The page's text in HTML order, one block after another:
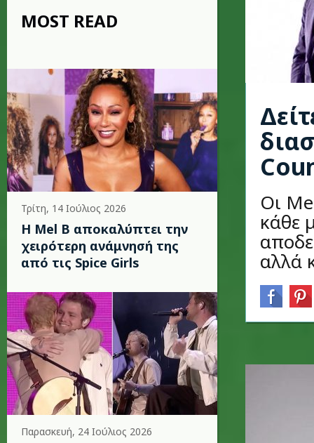
MOST READ
Τρίτη, 14 Ιούλιος 2026
Η Mel B αποκαλύπτει την
χειρότερη ανάμνησή της
από τις Spice Girls
Παρασκευή, 24 Ιούλιος 2026
Οι
κάθε
αλλά